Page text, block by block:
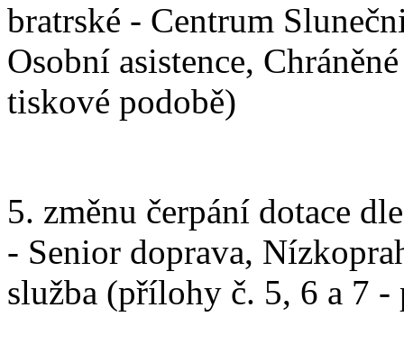
bratrské - Centrum
Osobní asistence,
tiskové podobě)
5. změnu čerpání dotace
- Senior doprava,
služba (přílohy č. 5, 6 a 7